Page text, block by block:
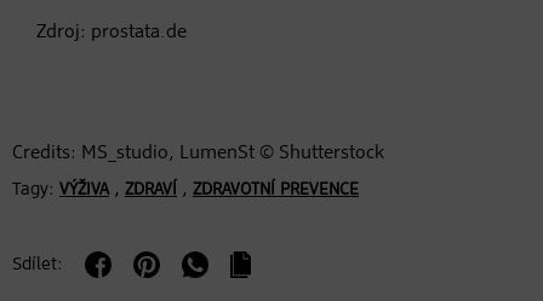
Zdroj: prostata.de
Credits: MS_studio, LumenSt © Shutterstock
Tagy: VÝŽIVA, ZDRAVÍ , ZDRAVOTNÍ PREVENCE
Sdílet: